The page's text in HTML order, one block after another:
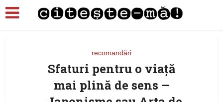
recomandări
Sfaturi pentru o viață
mai plină de sens –